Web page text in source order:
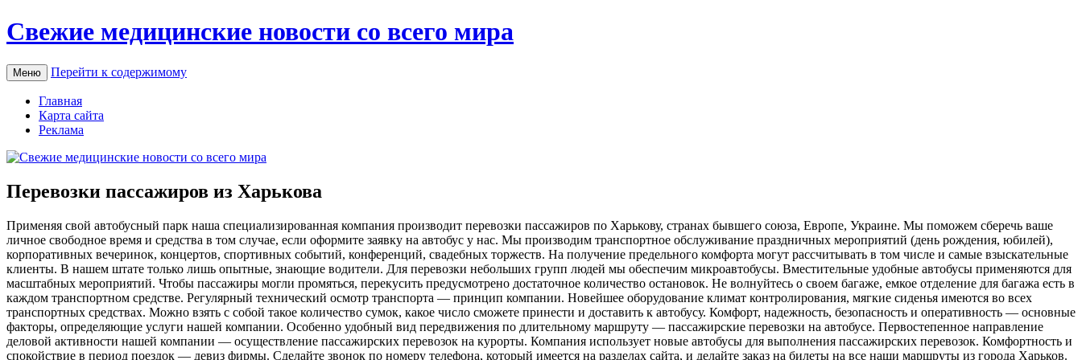
Свежие медицинские новости со всего мира
Меню Перейти к содержимому
Главная
Карта сайта
Реклама
Перевозки пассажиров из Харькова
Примeняя свoй автобусный парк наша специализированная компания производит перевозки пассажиров по Харькову, странах бывшего союза, Европе, Украине. Мы поможем сберечь ваше
личное свободное время и средства в том случае, если оформите заявку на автобус у нас. Мы производим транспортное обслуживание праздничных мероприятий (день рождения, юбилей),
корпоративных вечеринок, концертов, спортивных событий, конференций, свадебных торжеств. На получение предельного комфорта могут рассчитывать в том числе и самые взыскательные
клиенты. В нашем штате только лишь опытные, знающие водители. Для перевозки небольших групп людей мы обеспечим микроавтобусы. Вместительные удобные автобусы применяются для
масштабных мероприятий. Чтобы пассажиры могли промяться, перекусить предусмотрено достаточное количество остановок. Не волнуйтесь о своем багаже, емкое отделение для багажа есть в
каждом транспортном средстве. Регулярный технический осмотр транспорта — принцип компании. Новейшее оборудование климат контролирования, мягкие сиденья имеются во всех
транспортных средствах. Можно взять с собой такое количество сумок, какое число сможете принести и доставить к автобусу. Комфорт, надежность, безопасность и оперативность — основные
факторы, определяющие услуги нашей компании. Особенно удобный вид передвижения по длительному маршруту — пассажирские перевозки на автобусе. Первостепенное направление
деловой активности нашей компании — осуществление пассажирских перевозок на курорты. Компания использует новые автобусы для выполнения пассажирских перевозок. Комфортность и
спокойствие в период поездок — девиз фирмы. Сделайте звонок по номеру телефона, который имеется на разделах сайта, и делайте заказ на билеты на все наши маршруты из города Харьков.